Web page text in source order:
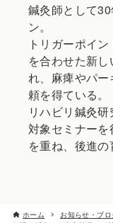
鍼灸師として
ン。
トリガーポイ
を合わせた新
れ、麻痺やパ
頼を得ている。
リハビリ鍼灸
対象セミナー
を重ね、後進の
ホーム
お知らせ・ブロ